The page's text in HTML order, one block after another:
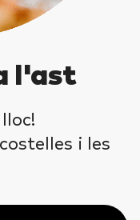
combinacions
nostres